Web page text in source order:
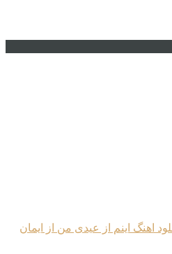
اهنگ اینم از عیدی من از ایمان